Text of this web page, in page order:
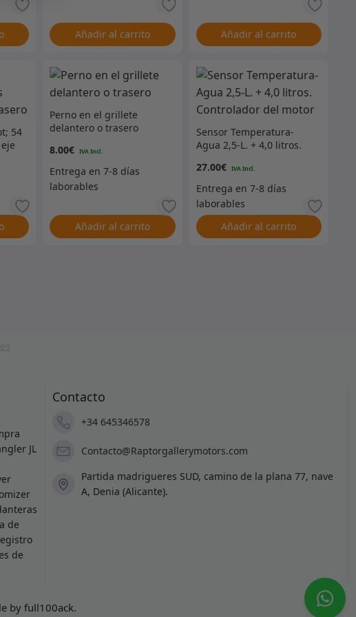
Añadir al carrito Añadir al carrito
54
Perno en el grillete
delantero o trasero
8.00€
Añadir al carrito
Sensor Temperatura-
Agua 2,5-L. + 4,0 litros.
27.00€
Añadir al carrito
JL
de
de
Contacto
+34 645346578
Contacto@Raptorgallerymotors.com
Partida madrigueres SUD, camino de la plana 77, nave
A, Denia (Alicante).
by full100ack.